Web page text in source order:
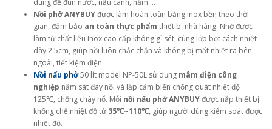
dùng để đun nước, nấu canh, hầm …
Nồi phở ANYBUYđược làm hoàn toàn bằng inox bền theo thời
gian, đảm bảo an toàn thực phẩm thiết bị nhà hàng. Nhờ được
làm từ chất liệu Inox cao cấp không gỉ sét, cùng lớp bọt cách nhiệt
dày 2.5cm, giúp nồi luôn chắc chắn và không bị mất nhiệt ra bên
ngoài, tiết kiệm điện.
Nồi nấu phở50 lít model NP-50L sử dụng mâm điện công
nghiệp nằm sát đáy nồi và lắp cảm biến chống quát nhiệt độ
125℃, chống cháy nổ. Mỗi nồi nấu phở ANYBUYđược nắp thiết bị
khống chế nhiệt độ từ 35℃~110℃, giúp người dùng kiểm soát được
nhiệt độ.